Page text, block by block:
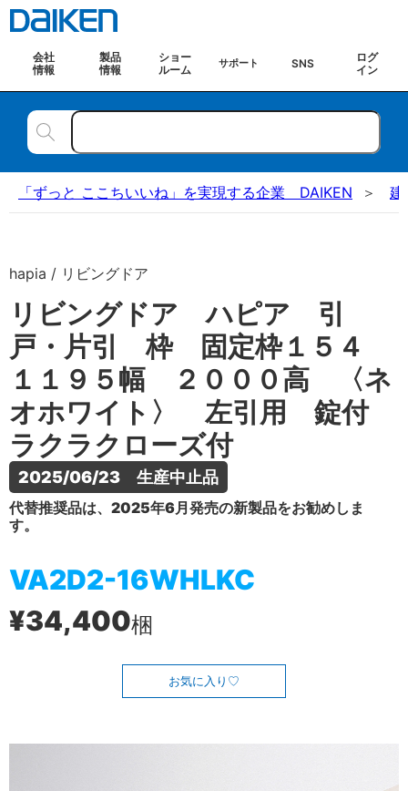
会社
情報
製品
情報
ショー
ルーム
サポート SNS
ログ
イン
「ずっと ここちいいね」を実現する企業 DAIKEN 建
hapia / リビングドア
リビングドア ハピア 引
戸・片引 枠 固定枠１５４
１１９５幅 ２０００高 〈ネ
オホワイト〉 左引用 錠付
ラクラクローズ付
2025/06/23　生産中止品
代替推奨品は、2025年6月発売の新製品をお勧めしま
す。
VA2D2-16WHLKC
¥34,400梱
お気に入り